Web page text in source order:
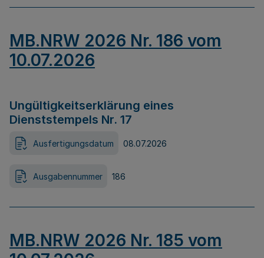
MB.NRW 2026 Nr. 186 vom
10.07.2026
Ungültigkeitserklärung eines
Dienststempels Nr. 17
Ausfertigungsdatum 08.07.2026
Ausgabennummer 186
MB.NRW 2026 Nr. 185 vom